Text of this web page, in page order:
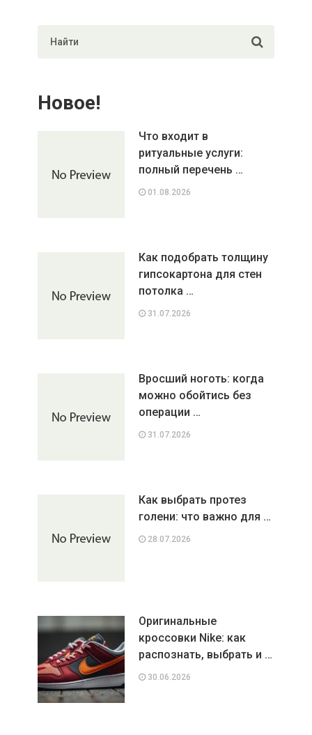
Новое!
Что входит в
ритуальные услуги:
полный перечень …
01.08.2026
Как подобрать толщину
гипсокартона для стен
потолка …
31.07.2026
Вросший ноготь: когда
можно обойтись без
операции …
31.07.2026
Как выбрать протез
голени: что важно для …
28.07.2026
Оригинальные
кроссовки Nike: как
распознать, выбрать и …
30.06.2026